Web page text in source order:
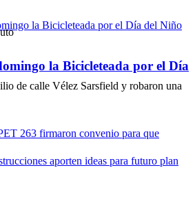
la Bicicleteada por el Día